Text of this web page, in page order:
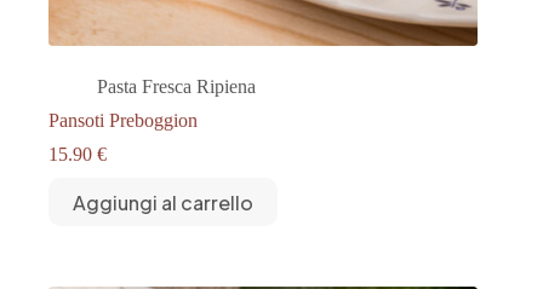
Pasta Fresca Ripiena
Pansoti Preboggion
15.90 €
Aggiungi al carrello